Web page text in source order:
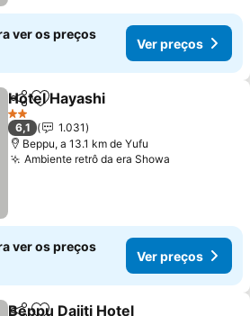
ver os preços
Ver preços
PartilharAdicionar aos favoritos
Hotel Hayashi
2 Estrelas
6,1
1.031
Beppu, a 13.1 km de Yufu
Ambiente retrô da era Showa
ver os preços
Ver preços
Beppu Daiiti Hotel